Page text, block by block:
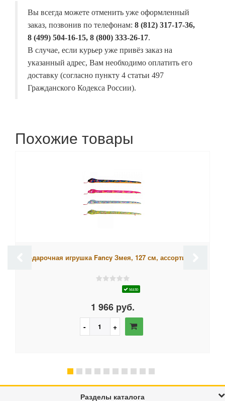
Вы всегда можете отменить уже оформленный
заказ, позвонив по телефонам: 8 (812) 317-17-36,
8 (499) 504-16-15, 8 (800) 333-26-17.
В случае, если курьер уже привёз заказ на
указанный адрес, Вам необходимо оплатить его
доставку (согласно пункту 4 статьи 497
Гражданского Кодекса России).
Похожие товары
Подарочная игрушка Fancy Змея, 127 см, ассортимент
мало
1 966 руб.
Разделы каталога